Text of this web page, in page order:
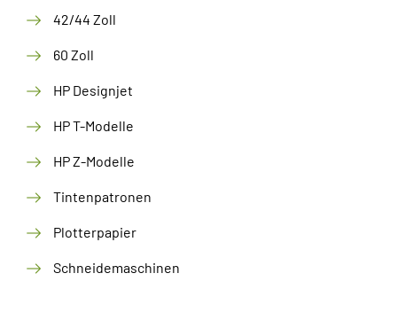
42/44 Zoll
60 Zoll
HP Designjet
HP T-Modelle
HP Z-Modelle
Tintenpatronen
Plotterpapier
Schneidemaschinen